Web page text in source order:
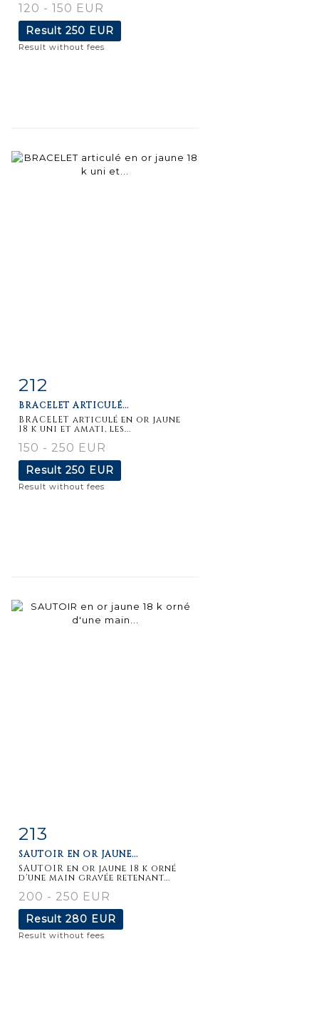
120 - 150 EUR
Result 250 EUR
Result without fees
Item detail
212
BRACELET ARTICULÉ...
BRACELET articulé en or jaune
18 k uni et amati, les...
150 - 250 EUR
Result 250 EUR
Result without fees
Item detail
213
SAUTOIR EN OR JAUNE...
SAUTOIR en or jaune 18 k orné
d'une main gravée retenant...
200 - 250 EUR
Result 280 EUR
Result without fees